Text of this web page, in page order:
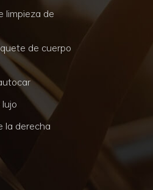
limpieza de
de cuerpo
la derecha